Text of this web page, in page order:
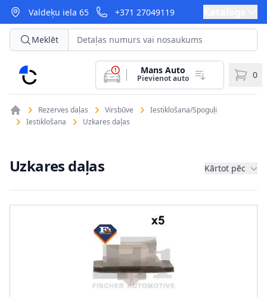
Valdeķu iela 65 +371 27049119
CarParts
Meklēt
Mans Auto
Pievienot auto 0
Rezerves daļas Virsbūve
Iestiklošana/Spoguļi
Iestiklošana
Uzkares daļas
Uzkares daļas Kārtot pēc